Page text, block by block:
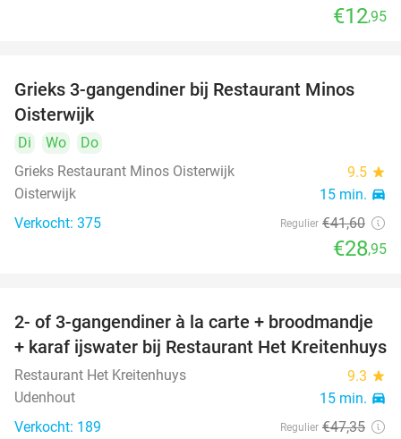
€12,95
30%
Grieks 3-gangendiner bij Restaurant Minos
Oisterwijk
Di Wo
Do
Grieks Restaurant Minos Oisterwijk
9.5 star
Oisterwijk 15 min. directions_car
Verkocht: 375 Regulier €41,60
€28,95
38%
2- of 3-gangendiner à la carte + broodmandje
+ karaf ijswater bij Restaurant Het Kreitenhuys
Restaurant Het Kreitenhuys 9.3 star
Udenhout 15 min. directions_car
Verkocht: 189 Regulier €47,35